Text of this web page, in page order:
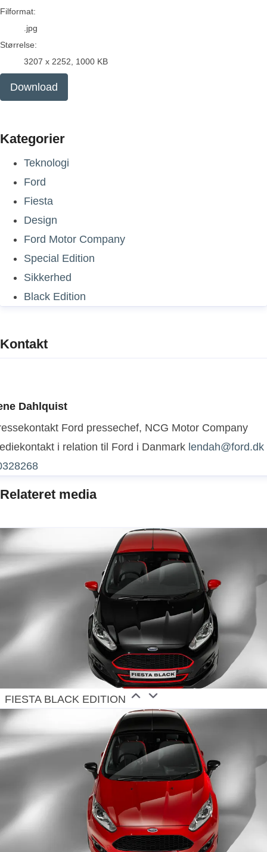
Filformat:
.jpg
Størrelse:
3207 x 2252, 1000 KB
Download
Kategorier
Teknologi
Ford
Fiesta
Design
Ford Motor Company
Special Edition
Sikkerhed
Black Edition
Kontakt
Dahlquist
Ford pressechef, NCG Motor Company
i relation til Ford i Danmark lendah@ford.dk
Relateret media
FIESTA BLACK EDITION